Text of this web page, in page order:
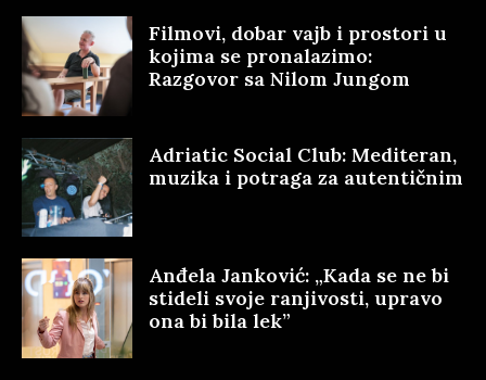
Filmovi, dobar vajb i prostori u
kojima se pronalazimo:
Razgovor sa Nilom Jungom
Adriatic Social Club: Mediteran,
muzika i potraga za autentičnim
Anđela Janković: „Kada se ne bi
stideli svoje ranjivosti, upravo
ona bi bila lek”